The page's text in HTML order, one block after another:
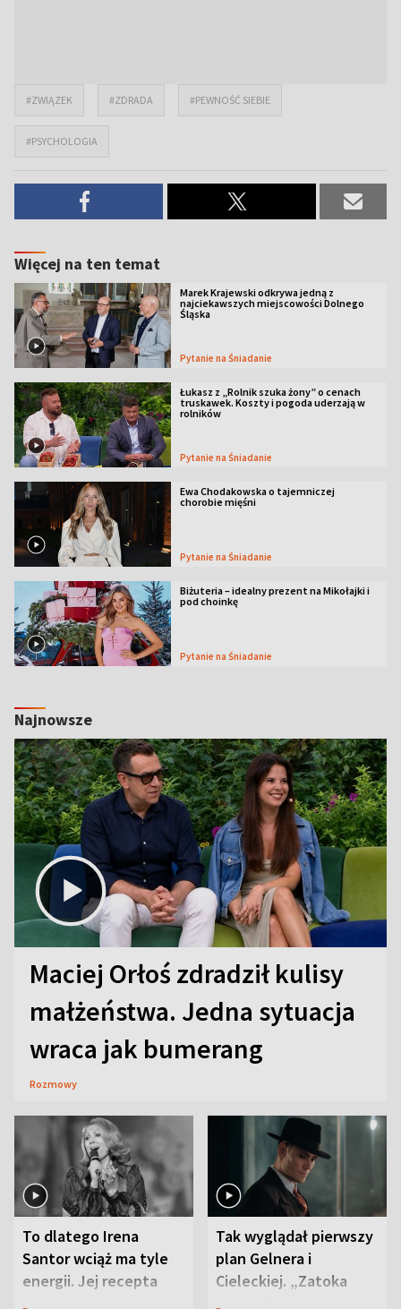
#ZWIĄZEK #ZDRADA #PEWNOŚĆ SIEBIE
#PSYCHOLOGIA
Więcej na ten temat
Marek Krajewski odkrywa jedną z
najciekawszych miejscowości Dolnego
Śląska
Pytanie na Śniadanie
Łukasz z „Rolnik szuka żony” o cenach
truskawek. Koszty i pogoda uderzają w
rolników
Pytanie na Śniadanie
Ewa Chodakowska o tajemniczej
chorobie mięśni
Pytanie na Śniadanie
Biżuteria – idealny prezent na Mikołajki i
pod choinkę
Pytanie na Śniadanie
Najnowsze
Maciej Orłoś zdradził kulisy
małżeństwa. Jedna sytuacja
wraca jak bumerang
Rozmowy
To dlatego Irena
Santor wciąż ma tyle
energii. Jej recepta
jest zaskakująco
Tak wyglądał pierwszy
plan Gelnera i
Cieleckiej. „Zatoka
szpiegów” od razu ich